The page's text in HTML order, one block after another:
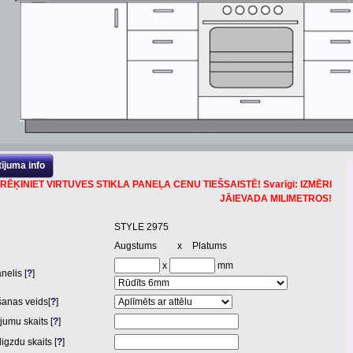
info
VIRTUVES STIKLA PANEĻA CENU TIEŠSAISTĒ! Svarīgi: IZMĒRI
JĀIEVADA MILIMETROS!
STYLE 2975
Augstums
x Platums
[?]
x mm
veids[?]
skaits [?]
skaits [?]